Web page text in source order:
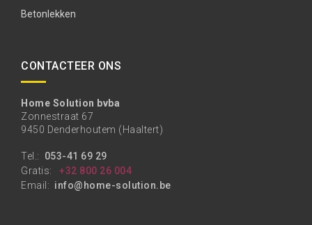
Betonlekken
CONTACTEER ONS
Home Solution bvba
Zonnestraat 67
9450 Denderhoutem (Haaltert)
Tel.: 053-41 69 29
Gratis:
+32 800 26 004
Email: info@home-solution.be